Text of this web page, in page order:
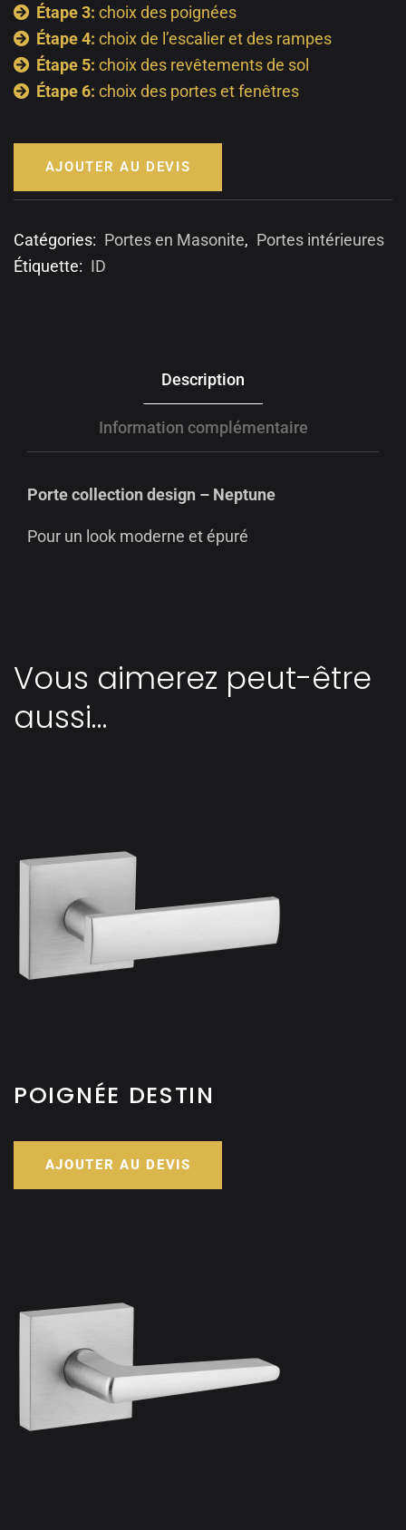
Étape 3: choix des poignées
Étape 4: choix de l’escalier et des rampes
Étape 5: choix des revêtements de sol
Étape 6: choix des portes et fenêtres
AJOUTER AU DEVIS
Catégories: Portes en Masonite, Portes intérieures
Étiquette: ID
Description
Information complémentaire
Porte collection design – Neptune
Pour un look moderne et épuré
Vous aimerez peut-être
aussi…
POIGNÉE DESTIN
AJOUTER AU DEVIS